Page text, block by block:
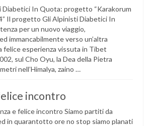
Diabetici In Quota: progetto “Karakorum
Il progetto Gli Alpinisti Diabetici In
per un nuovo viaggio,
immancabilmente verso un’altra
felice esperienza vissuta in Tibet
sul Cho Oyu, la Dea della Pietra
nell’Himalya, zaino …
incontro
e felice incontro Siamo partiti da
in quarantotto ore no stop siamo planati